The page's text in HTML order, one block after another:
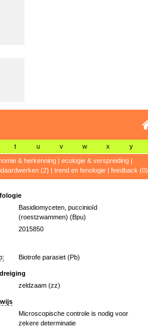
t u v w x y
& herkenning| ecologie & verspreiding|
(2) | trend en fenologie| feedback (0)
Basidiomyceten, puccinioïd
(roestzwammen) (Bpu)
2015850
Biotrofe parasiet (Pb)
zeldzaam (zz)
Microscopische controle is nodig voor
zekere determinatie